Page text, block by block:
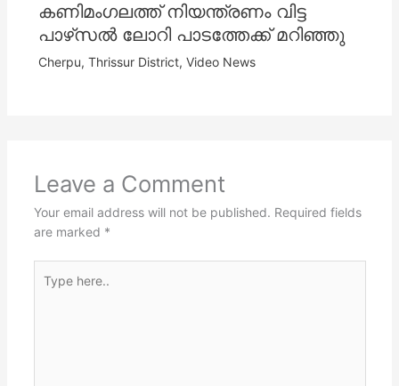
കണിമംഗലത്ത് നിയന്ത്രണം വിട്ട
പാഴ്‌സൽ ലോറി പാടത്തേക്ക് മറിഞ്ഞു
Cherpu, Thrissur District, Video News
Leave a Comment
Your email address will not be published. Required fields
are marked *
here..